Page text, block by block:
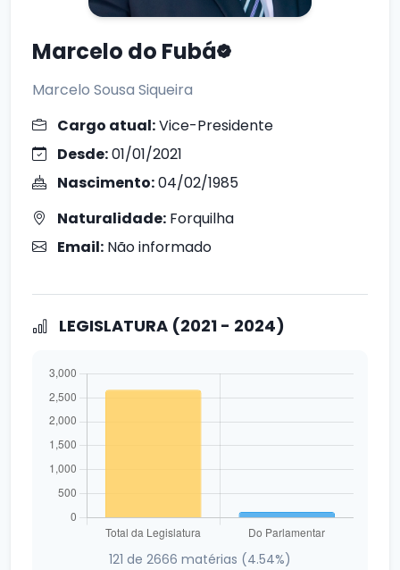
Marcelo do Fubá
Marcelo Sousa Siqueira
Cargo atual:Vice-Presidente
Desde:01/01/2021
Nascimento:04/02/1985
Naturalidade: Forquilha
Email: Não informado
LEGISLATURA (2021 - 2024)
121 de 2666 matérias (4.54%)